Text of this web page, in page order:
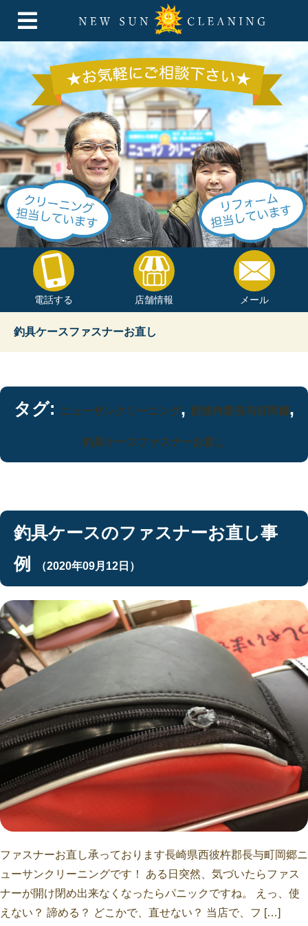
電話する 店舗情報 メール
釣具ケースファスナーお直し
タグ: ニューサンクリーニング, 西彼杵郡長与町岡郷,
釣具ケースファスナーお直し
釣具ケースのファスナーお直し事
例
（2020年09月12日）
ファスナーお直し承っております長崎県西彼杵郡長与町岡郷ニ
ューサンクリーニングです！ ある日突然、気づいたらファス
ナーが開け閉め出来なくなったらパニックですね。 えっ、使
えない？ 諦める？ どこかで、直せない？ 当店で、フ […]